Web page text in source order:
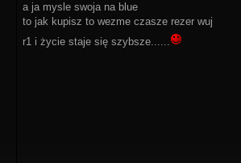
a ja mysle swoja na blue
to jak kupisz to wezme czasze rezer wuj
r1 i życie staje się szybsze......